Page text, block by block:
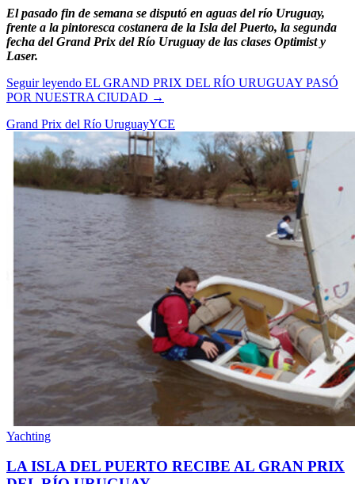
El pasado fin de semana se disputó en aguas del río Uruguay,
frente a la pintoresca costanera de la Isla del Puerto, la segunda
fecha del Grand Prix del Río Uruguay de las clases Optimist y
Laser.
Seguir leyendo EL GRAND PRIX DEL RÍO URUGUAY PASÓ
POR NUESTRA CIUDAD →
Grand Prix del Río UruguayYCE
Yachting
LA ISLA DEL PUERTO RECIBE AL GRAN PRIX